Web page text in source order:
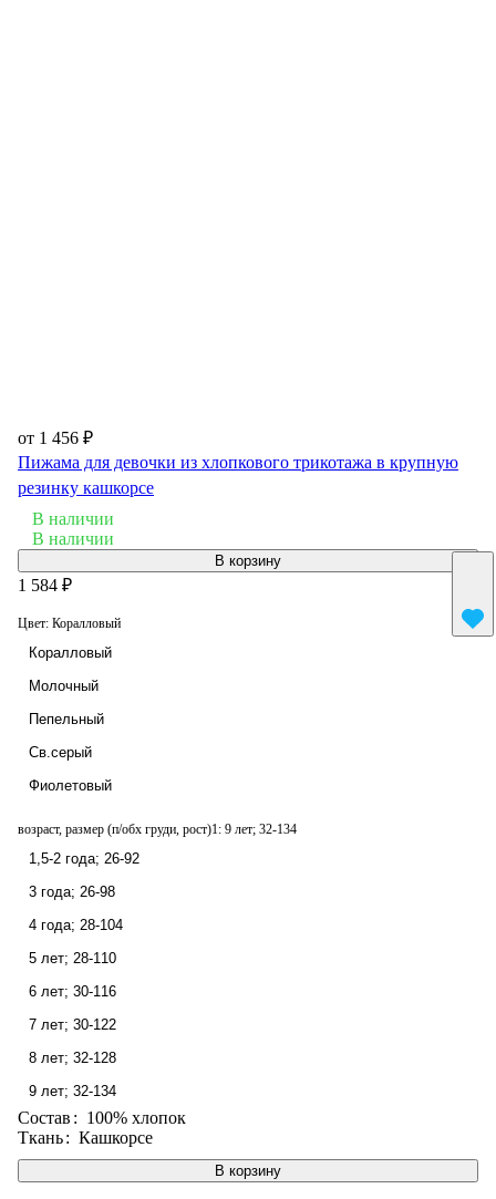
от 1 456 ₽
Пижама для девочки из хлопкового трикотажа в крупную
резинку кашкорсе
В наличии
В корзину
В наличии
В корзину
1 584 ₽
Цвет: Коралловый
Коралловый
Молочный
Пепельный
Св.серый
Фиолетовый
возраст, размер (п/обх груди, рост)1: 9 лет; 32-134
1,5-2 года; 26-92
3 года; 26-98
4 года; 28-104
5 лет; 28-110
6 лет; 30-116
7 лет; 30-122
8 лет; 32-128
9 лет; 32-134
Состав: 100% хлопок
Ткань: Кашкорсе